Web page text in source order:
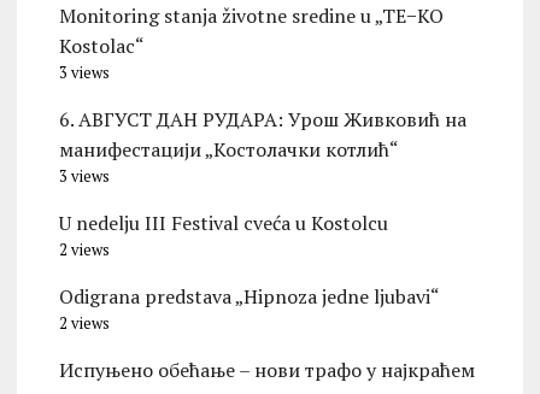
Monitoring stanja životne sredine u „TE−KO
Kostolac“
3 views
6. АВГУСТ ДАН РУДАРА: Урош Живковић на
манифестацији „Костолачки котлић“
3 views
U nedelju III Festival cveća u Kostolcu
2 views
Odigrana predstava „Hipnoza jedne ljubavi“
2 views
Испуњено обећање – нови трафо у најкраћем